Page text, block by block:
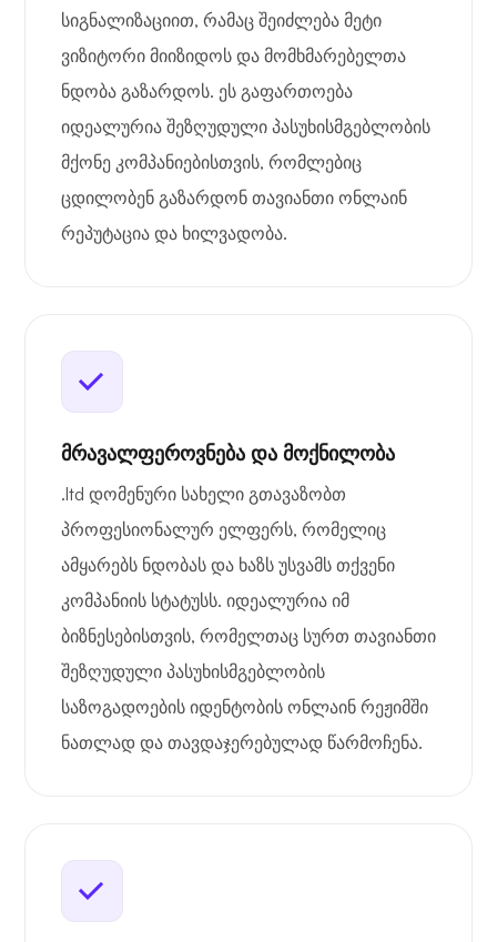
სიგნალიზაციით, რამაც შეიძლება მეტი
ვიზიტორი მიიზიდოს და მომხმარებელთა
ნდობა გაზარდოს. ეს გაფართოება
იდეალურია შეზღუდული პასუხისმგებლობის
მქონე კომპანიებისთვის, რომლებიც
ცდილობენ გაზარდონ თავიანთი ონლაინ
რეპუტაცია და ხილვადობა.
მრავალფეროვნება და მოქნილობა
.ltd დომენური სახელი გთავაზობთ
პროფესიონალურ ელფერს, რომელიც
ამყარებს ნდობას და ხაზს უსვამს თქვენი
კომპანიის სტატუსს. იდეალურია იმ
ბიზნესებისთვის, რომელთაც სურთ თავიანთი
შეზღუდული პასუხისმგებლობის
საზოგადოების იდენტობის ონლაინ რეჟიმში
ნათლად და თავდაჯერებულად წარმოჩენა.